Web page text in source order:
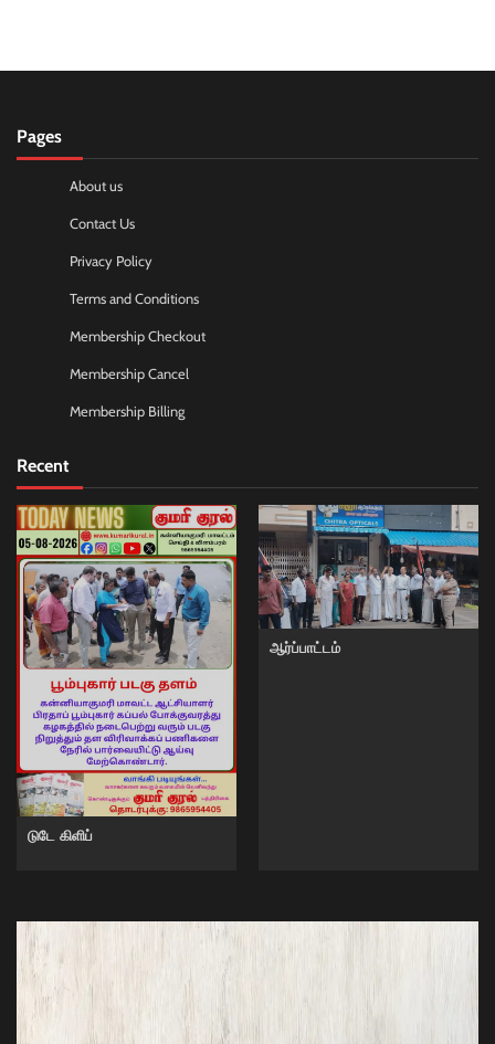
Pages
About us
Contact Us
Privacy Policy
Terms and Conditions
Membership Checkout
Membership Cancel
Membership Billing
Recent
டுடே கிளிப்
ஆர்ப்பாட்டம்